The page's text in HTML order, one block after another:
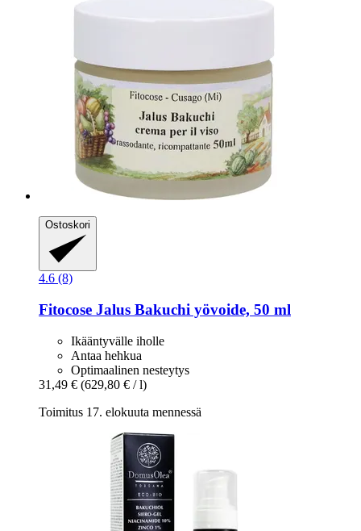
Ostoskori
4.6 (8)
Fitocose Jalus Bakuchi yövoide, 50 ml
Ikääntyvälle iholle
Antaa hehkua
Optimaalinen nesteytys
31,49 € (629,80 € / l)
Toimitus 17. elokuuta mennessä